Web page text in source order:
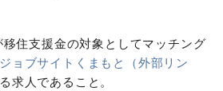
住支援金の対象としてマッチング
ョブサイトくまもと（外部リン
求人であること。